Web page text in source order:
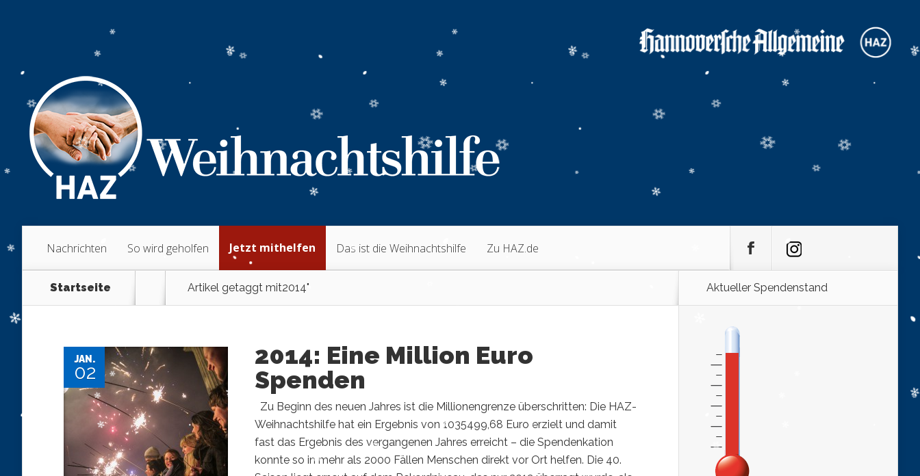
Nachrichten So wird geholfen Jetzt mithelfen Das ist die Weihnachtshilfe Zu HAZ.de
Startseite Artikel getaggt mit2014"
JAN.
02
2014: Eine Million Euro
Spenden
Zu Beginn des neuen Jahres ist die Millionengrenze überschritten: Die HAZ-
Weihnachtshilfe hat ein Ergebnis von 1035499,68 Euro erzielt und damit
fast das Ergebnis des vergangenen Jahres erreicht – die Spendenkation
konnte so in mehr als 2000 Fällen Menschen direkt vor Ort helfen. Die 40.
Aktueller Spendenstand